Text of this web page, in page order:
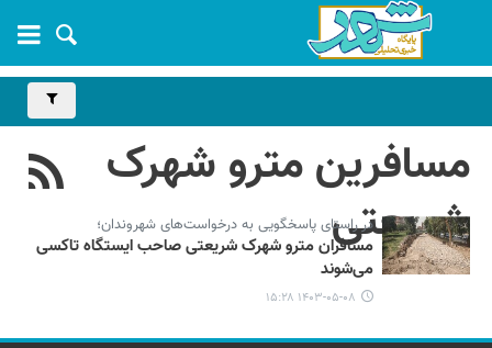
مسافرین مترو شهرک
شریعتیدر راستای پاسخگویی به درخواست‌های شهروندان؛
مسافران مترو شهرک شریعتی صاحب ایستگاه تاکسی
می‌شوند
۱۴۰۳-۰۵-۰۸ ۱۵:۲۸